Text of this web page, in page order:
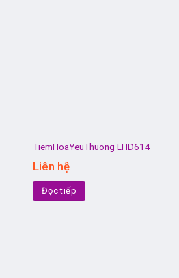
TiemHoaYeuThuong LHD614
Liên hệ
Đọc tiếp